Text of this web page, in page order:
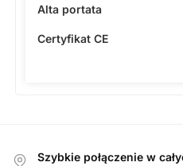
Alta portata
Certyfikat CE
Szybkie połączenie w